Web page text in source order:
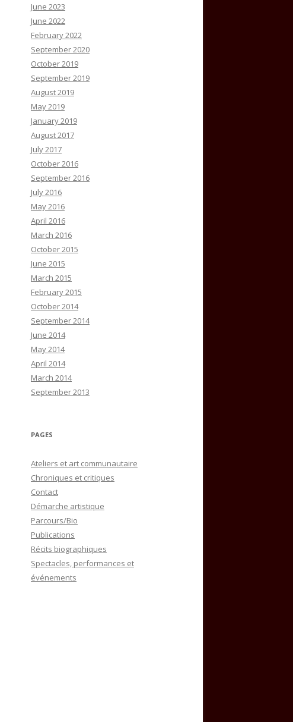
June 2023
June 2022
February 2022
September 2020
October 2019
September 2019
August 2019
May 2019
January 2019
August 2017
July 2017
October 2016
September 2016
July 2016
May 2016
April 2016
March 2016
October 2015
June 2015
March 2015
February 2015
October 2014
September 2014
June 2014
May 2014
April 2014
March 2014
September 2013
PAGES
Ateliers et art communautaire
Chroniques et critiques
Contact
Démarche artistique
Parcours/Bio
Publications
Récits biographiques
Spectacles, performances et
événements